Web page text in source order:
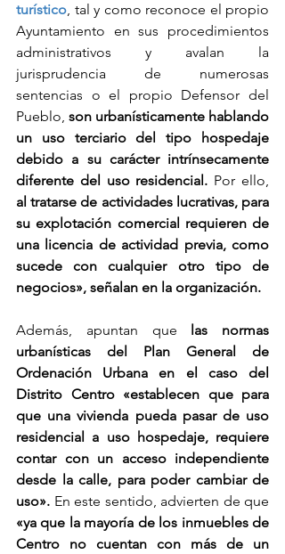
turístico, tal y como reconoce el propio
Ayuntamiento en sus procedimientos
administrativos y avalan la
jurisprudencia de numerosas
sentencias o el propio Defensor del
Pueblo, son urbanísticamente hablando
un uso terciario del tipo hospedaje
debido a su carácter intrínsecamente
diferente del uso residencial.
al tratarse de actividades lucrativas, para
su explotación comercial requieren de
una licencia de actividad previa, como
sucede con cualquier otro tipo de
negocios», señalan en la organización.
Además, apuntan que
las normas
urbanísticas del Plan General de
Ordenación Urbana en el caso del
Distrito Centro «establecen que para
que una vivienda pueda pasar de uso
residencial a uso hospedaje, requiere
contar con un acceso independiente
desde la calle, para poder cambiar de
uso».
«ya que la mayoría de los inmuebles de
Centro no cuentan con más de un